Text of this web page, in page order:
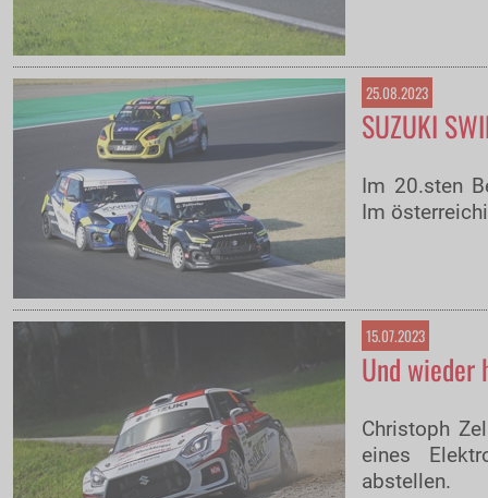
25.08.2023
SUZUKI
Im 20.sten
Im
15.07.2023
Und wieder
Christoph
eines
abstellen.